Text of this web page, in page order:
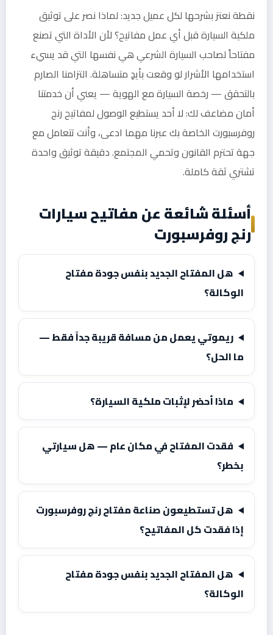
نقطة نعتز بشرحها لكل عميل جديد: لماذا نصر على توثيق
ملكية السيارة قبل أي عمل مفاتيح؟ لأن الأداة التي تصنع
مفتاحاً لصاحب السيارة الشرعي هي نفسها التي قد يسيء
استخدامها الأشرار لو وقعت بأيدٍ متساهلة. التزامنا الصارم
بالتحقق — رخصة السيارة مع الهوية — يعني أن خدمتنا
أمان مضاعف لك: لا أحد يستطيع الوصول لمفاتيح رنج
روفرسبورت الخاصة بك عبرنا مهما ادعى، وأنت تتعامل مع
جهة تحترم القانون وتحمي المجتمع. دقيقة توثيق واحدة
تشتري ثقة كاملة.
أسئلة شائعة عن مفاتيح سيارات
رنج روفرسبورت
هل المفتاح الجديد بنفس جودة مفتاح
الوكالة؟
ريموتي يعمل من مسافة قريبة جداً فقط —
ما الحل؟
ماذا أحضر لإثبات ملكية السيارة؟
فقدت المفتاح في مكان عام — هل سيارتي
بخطر؟
هل تستطيعون صناعة مفتاح رنج روفرسبورت
إذا فقدت كل المفاتيح؟
هل المفتاح الجديد بنفس جودة مفتاح
الوكالة؟